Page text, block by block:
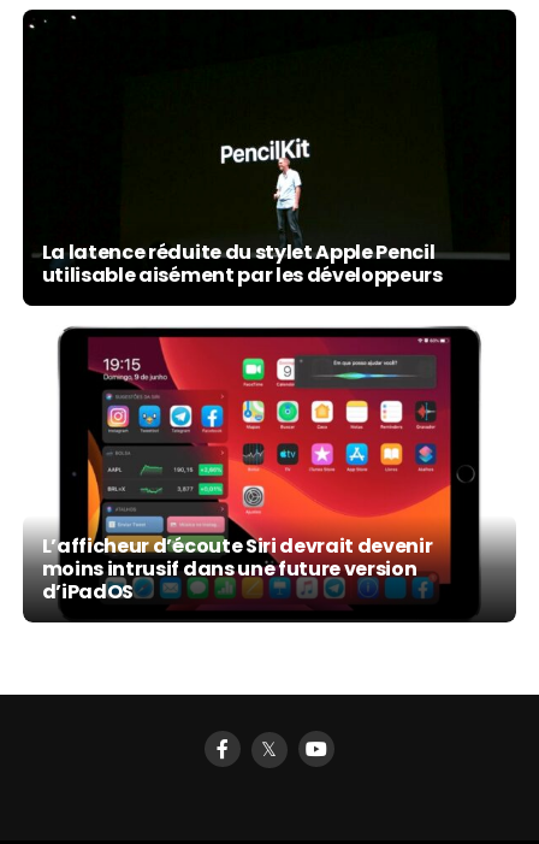
La latence réduite du stylet Apple Pencil
utilisable aisément par les développeurs
L’afficheur d’écoute Siri devrait devenir
moins intrusif dans une future version
d’iPadOS
𝕏